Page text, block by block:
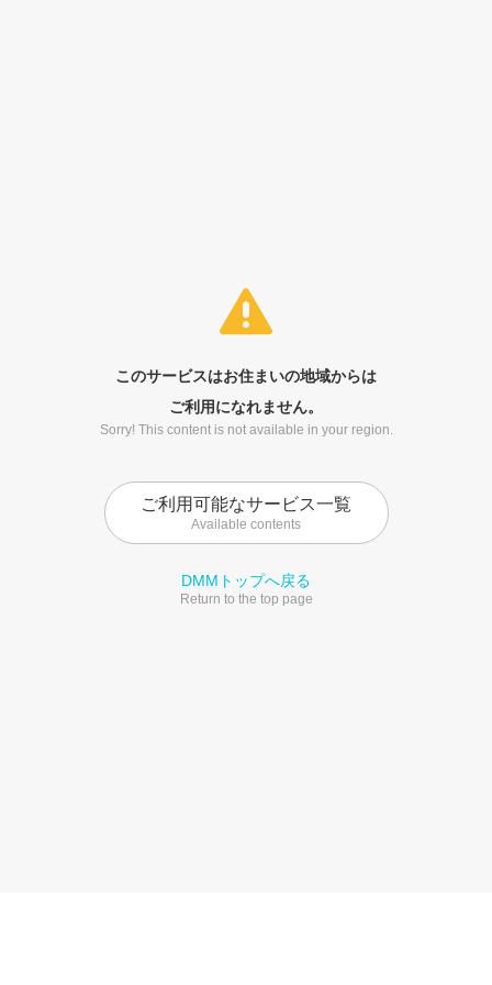
このサービスはお住まいの地域からは
ご利用になれません。
Sorry! This content is not available in your region.
ご利用可能なサービス一覧
Available contents
DMMトップへ戻る
Return to the top page